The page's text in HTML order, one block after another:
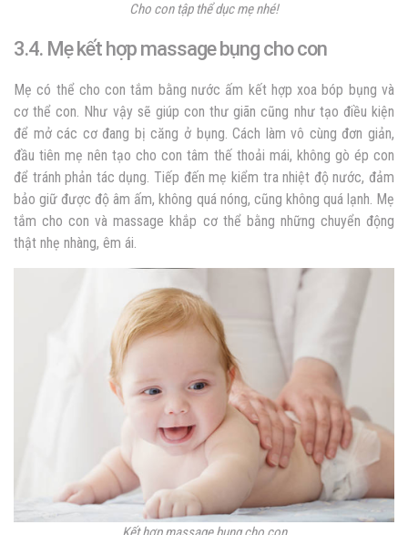
Cho con tập thể dục mẹ nhé!
3.4. Mẹ kết hợp massage bụng cho con
Mẹ có thể cho con tắm bằng nước ấm kết hợp xoa bóp bụng và
cơ thể con. Như vậy sẽ giúp con thư giãn cũng như tạo điều kiện
để mở các cơ đang bị căng ở bụng. Cách làm vô cùng đơn giản,
đầu tiên mẹ nên tạo cho con tâm thế thoải mái, không gò ép con
để tránh phản tác dụng. Tiếp đến mẹ kiểm tra nhiệt độ nước, đảm
bảo giữ được độ âm ấm, không quá nóng, cũng không quá lạnh. Mẹ
tắm cho con và massage khắp cơ thể bằng những chuyển động
thật nhẹ nhàng, êm ái.